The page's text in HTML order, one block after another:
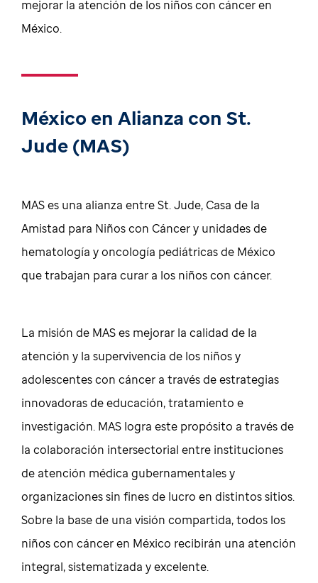
mejorar la atención de los niños con cáncer en
México.
México en Alianza con St.
Jude (MAS)
MAS es una alianza entre St. Jude, Casa de la
Amistad para Niños con Cáncer y unidades de
hematología y oncología pediátricas de México
que trabajan para curar a los niños con cáncer.
La misión de MAS es mejorar la calidad de la
atención y la supervivencia de los niños y
adolescentes con cáncer a través de estrategias
innovadoras de educación, tratamiento e
investigación. MAS logra este propósito a través de
la colaboración intersectorial entre instituciones
de atención médica gubernamentales y
organizaciones sin fines de lucro en distintos sitios.
Sobre la base de una visión compartida, todos los
niños con cáncer en México recibirán una atención
integral, sistematizada y excelente.